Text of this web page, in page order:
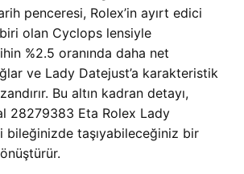
penceresi, Rolex’in ayırt edici
olan Cyclops lensiyle
%2.5 oranında daha net
ve Lady Datejust’a karakteristik
Bu altın kadran detayı,
28279383 Eta Rolex Lady
bileğinizde taşıyabileceğiniz bir